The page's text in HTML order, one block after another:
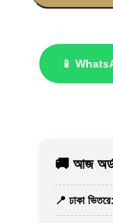
📱
🚚 আজ
📍 ঢাকা ভিতরে: